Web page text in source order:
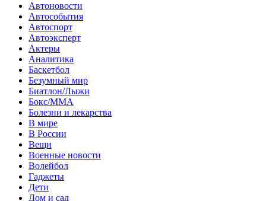
Автоновости
Автособытия
Автоспорт
Автоэксперт
Актеры
Аналитика
Баскетбол
Безумный мир
Биатлон/Лыжи
Бокс/MMA
Болезни и лекарства
В мире
В России
Вещи
Военные новости
Волейбол
Гаджеты
Дети
Дом и сад